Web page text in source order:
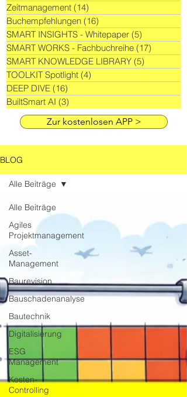
Zeitmanagement (14)
Buchempfehlungen (16)
SMART INSIGHTS - Whitepaper (5)
SMART WORKS - Fachbuchreihe (17)
SMART KNOWLEDGE LIBRARY (5)
TOOLKIT Spotlight (4)
DEEP DIVE (16)
BuiltSmart AI (3)
Zur kostenlosen APP >
BLOG
Alle Beiträge
Agiles
Projektmanagement
Asset-
Management
Baurevision
Bauschadenanalyse
Bautechnik
Digitalisierung
ESG
Management
Kosten-
Controlling
Alle Beiträge